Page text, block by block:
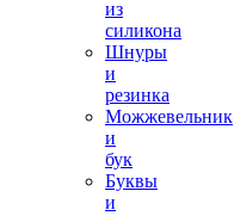
из
силикона
Шнуры
и
резинка
Можжевельник
и
бук
Буквы
и